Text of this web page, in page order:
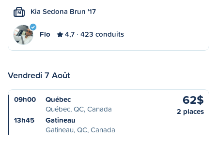
M Kia Sedona Brun '17
Flo 4,7 423 conduits
Vendredi 7 Août
09h00
Québec
Québec, QC, Canada
13h45
Gatineau
Gatineau, QC, Canada
62$
2 places